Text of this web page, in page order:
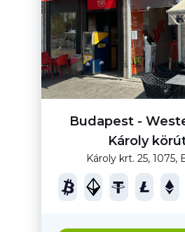
Budapest -
Károly
Károly krt. 25, 1075,